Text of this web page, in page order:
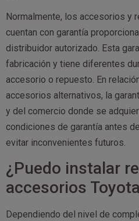
Normalmente, los accesorios y
cuentan con garantía
distribuidor autorizado. Esta
fabricación y tiene diferentes
accesorio o repuesto. En
accesorios alternativos, la
y del comercio donde se
condiciones de garantía antes
evitar inconvenientes futuros.
¿Puedo instalar
accesorios
Dependiendo del nivel de